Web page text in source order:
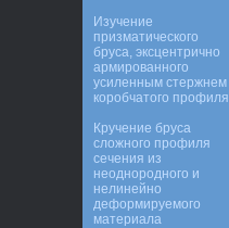
Изучение
призматического
бруса, эксцентрично
армированного
усиленным стержнем
коробчатого профиля
Кручение бруса
сложного профиля
сечения из
неоднородного и
нелинейно
деформируемого
материала